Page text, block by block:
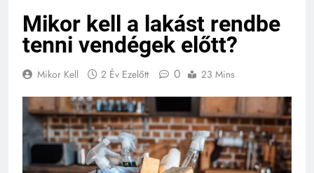
Mikor kell a lakást rendbe
tenni vendégek előtt?
Mikor Kell 2 Év Ezelőtt 0 23 Mins